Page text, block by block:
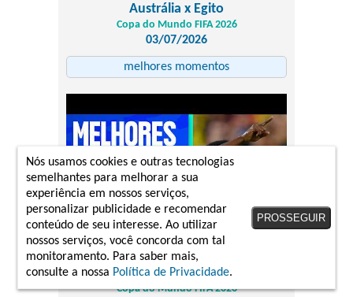
Austrália x Egito
Copa do Mundo FIFA 2026
03/07/2026
melhores momentos
Colômbia 1 x 0 Gana
Copa do Mundo FIFA 2026
Nós usamos cookies e outras tecnologias
semelhantes para melhorar a sua
experiência em nossos serviços,
personalizar publicidade e recomendar
conteúdo de seu interesse. Ao utilizar
nossos serviços, você concorda com tal
monitoramento. Para saber mais,
consulte a nossa Política de Privacidade.
PROSSEGUIR